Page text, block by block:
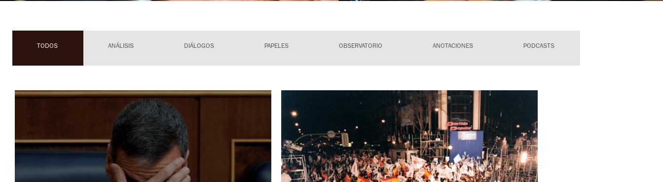
TODOS ANÁLISIS DIÁLOGOS PAPELES OBSERVATORIO ANOTACIONES PODCASTS